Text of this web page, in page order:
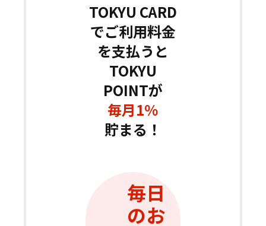
TOKYU CARD
でご利用料金
を支払うと
TOKYU
POINTが
毎月1％
貯まる！
毎日
のお